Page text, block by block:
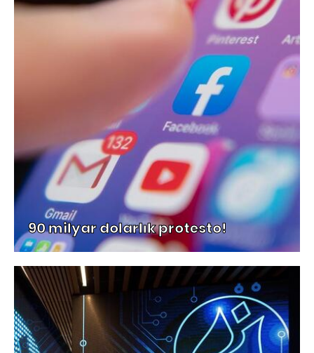
90 milyar dolarlık protesto!